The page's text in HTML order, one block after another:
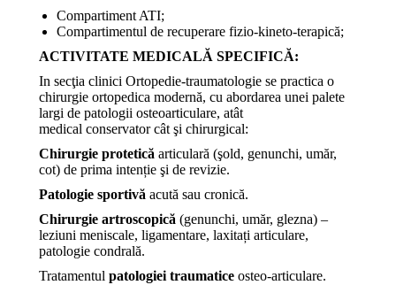
Compartiment ATI;
Compartimentul de recuperare fizio-kineto-terapică;
ACTIVITATE MEDICALĂ SPECIFICĂ:
In secţia clinici Ortopedie-traumatologie se practica o
chirurgie ortopedica modernă, cu abordarea unei palete
largi de patologii osteoarticulare, atât
medical conservator cât şi chirurgical:
Chirurgie protetică articulară (şold, genunchi, umăr,
cot) de prima intenție şi de revizie.
Patologie sportivă acută sau cronică.
Chirurgie artroscopică (genunchi, umăr, glezna) –
leziuni meniscale, ligamentare, laxitați articulare,
patologie condrală.
Tratamentul patologiei traumatice osteo-articulare.